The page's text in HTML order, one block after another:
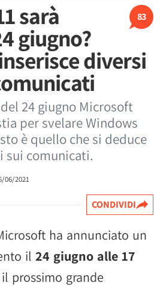
83
sarà
giugno?
diversi
24 giugno Microsoft
per svelare Windows
è quello che si deduce
sui comunicati.
06/2021
CONDIVIDI
ha annunciato un
il 24 giugno alle 17
prossimo grande